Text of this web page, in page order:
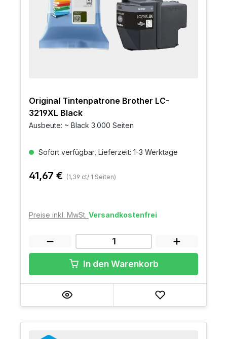
Original Tintenpatrone Brother LC-
3219XL Black
Ausbeute: ~ Black 3.000 Seiten
Sofort verfügbar, Lieferzeit: 1-3 Werktage
41,67 € (1,39 ct/ 1 Seiten)
Preise inkl. MwSt. Versandkostenfrei
In den Warenkorb